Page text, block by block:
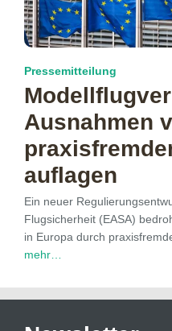
Pressemitteilung
Ausnahmen
auflagen
Ein neuer
Flugsicherheit (EASA)
in Europa durch
mehr…